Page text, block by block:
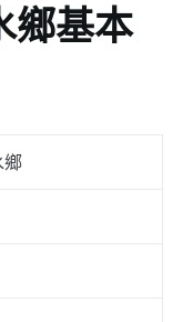
鄉基本
鄉